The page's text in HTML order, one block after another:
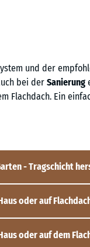
und der
bei der Sanierung
Flachdach. Ein
- Tragschicht
im Garten muss
hergestellt
sowohl was den
oder auf
Terrassen ist die
oder auf dem